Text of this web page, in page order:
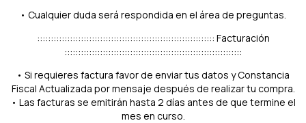
• Cualquier duda será respondida en el área de preguntas.
::::::::::::::::::::::::::::::::::::::::::::::::::::::::::::::::: Facturación
:::::::::::::::::::::::::::::::::::::::::::::::::::::::::::::::::
• Si requieres factura favor de enviar tus datos y Constancia
Fiscal Actualizada por mensaje después de realizar tu compra.
• Las facturas se emitirán hasta 2 días antes de que termine el
mes en curso.